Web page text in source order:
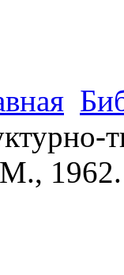
1962.